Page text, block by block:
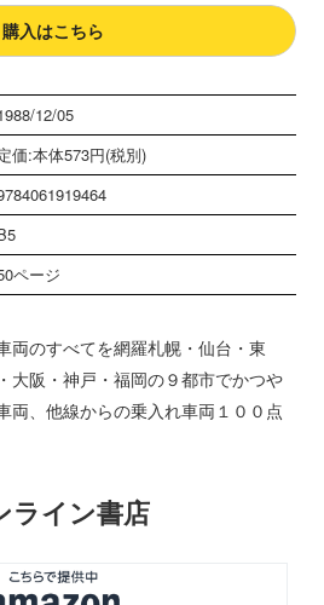
購入はこちら
12/05
価:本体573円(税別)
ページ
両のすべてを網羅札幌・仙台・東
大阪・神戸・福岡の９都市でかつや
両、他線からの乗入れ車両１００点
ライン書店